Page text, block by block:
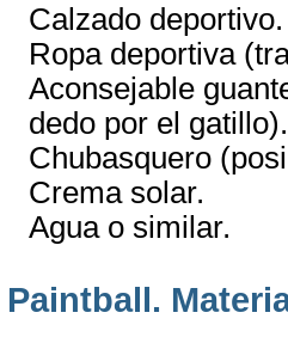
Calzado deportivo.
Ropa deportiva
Aconsejable
dedo por el gatillo).
Chubasquero
Crema solar.
Agua o similar.
Paintball.